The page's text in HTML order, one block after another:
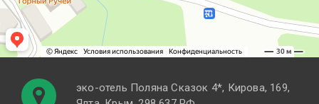
эко-отель Поляна Cказок 4*, Кирова, 169,